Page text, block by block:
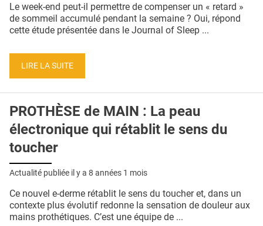
Le week-end peut-il permettre de compenser un « retard »
de sommeil accumulé pendant la semaine ? Oui, répond
cette étude présentée dans le Journal of Sleep ...
LIRE LA SUITE
PROTHÈSE de MAIN : La peau
électronique qui rétablit le sens du
toucher
Actualité publiée il y a 8 années 1 mois
Ce nouvel e-derme rétablit le sens du toucher et, dans un
contexte plus évolutif redonne la sensation de douleur aux
mains prothétiques. C’est une équipe de ...